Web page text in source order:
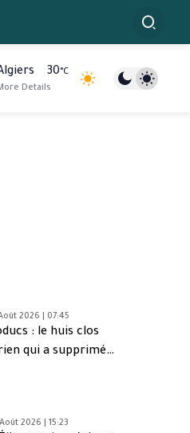
30°C
Details
2026 | 07:45
: le huis clos
qui a supprimé
2026 | 15:23